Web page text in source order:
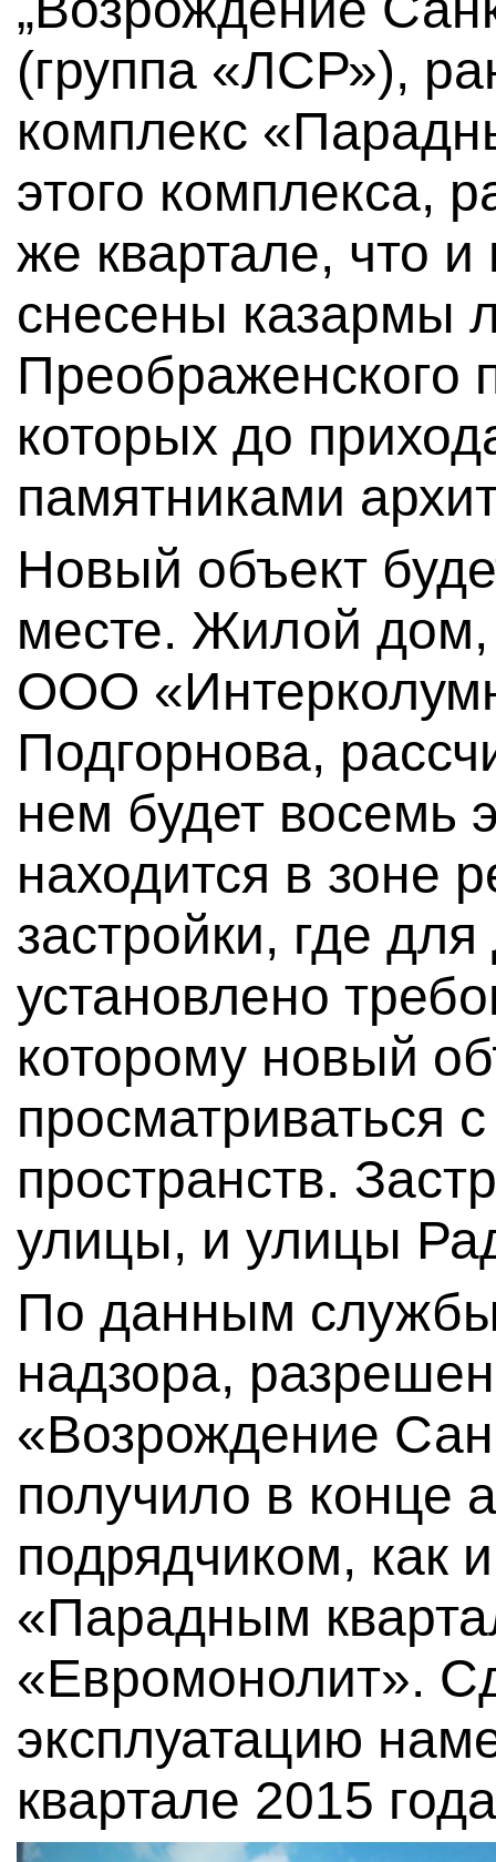
(группа «ЛСР»),
комплекс
этого комплекса,
же квартале, что
снесены казармы
Преображенского
которых до
памятниками
Новый объект
месте. Жилой дом,
ООО
Подгорнова,
нем будет восемь
находится в зоне
застройки, где
установлено
которому новый
просматриваться
пространств.
улицы, и улицы
По данным службы
надзора,
«Возрождение
получило в конце
подрядчиком, как
«Парадным
«Евромонолит».
эксплуатацию
квартале 2015